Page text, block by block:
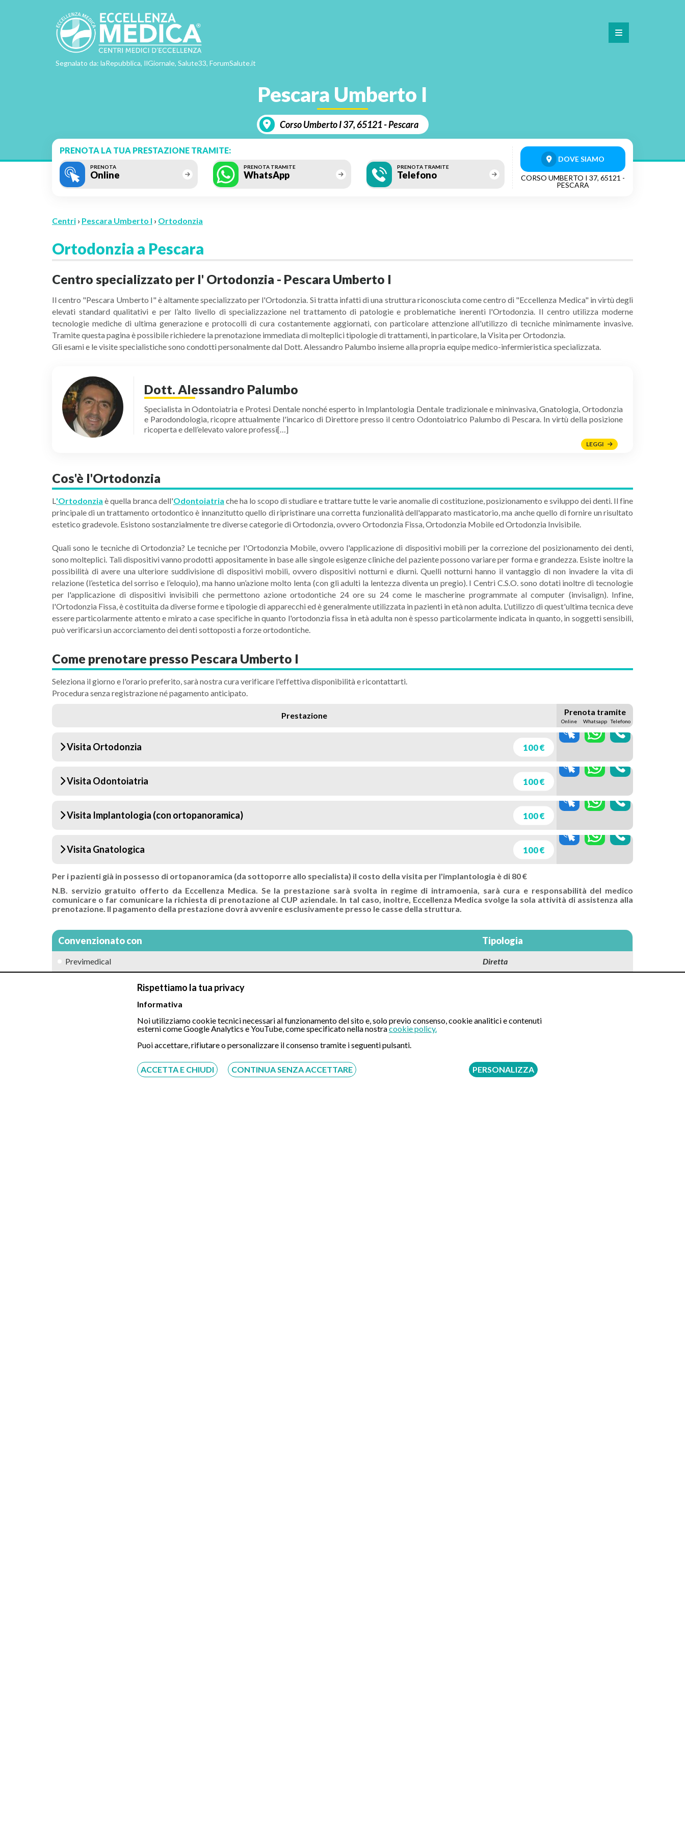
Rispettiamo la tua privacy
Informativa
Noi utilizziamo cookie tecnici necessari al funzionamento del sito e, solo previo consenso, cookie analitici e contenuti
esterni come Google Analytics e YouTube, come specificato nella nostracookie policy.
Puoi accettare, rifiutare o personalizzare il consenso tramite i seguenti pulsanti.
ACCETTA E CHIUDI CONTINUA SENZA ACCETTARE PERSONALIZZA
Segnalato da: laRepubblica, IlGiornale, Salute33, ForumSalute.it
Pescara Umberto I
Corso Umberto I 37, 65121 - Pescara
PRENOTA LA TUA PRESTAZIONE TRAMITE:
PRENOTA
Online
PRENOTA TRAMITE
WhatsApp
PRENOTA TRAMITE
Telefono
DOVE SIAMO
CORSO UMBERTO I 37, 65121 -
PESCARA
Centri › Pescara Umberto I › Ortodonzia
Ortodonzia a Pescara
Centro specializzato per l' Ortodonzia - Pescara Umberto I
Il centro "Pescara Umberto I" è altamente specializzato per l'Ortodonzia. Si tratta infatti di una struttura riconosciuta come centro di "Eccellenza Medica" in virtù degli
elevati standard qualitativi e per l’alto livello di specializzazione nel trattamento di patologie e problematiche inerenti l'Ortodonzia. Il centro utilizza moderne
tecnologie mediche di ultima generazione e protocolli di cura costantemente aggiornati, con particolare attenzione all'utilizzo di tecniche minimamente invasive.
Tramite questa pagina è possibile richiedere la prenotazione immediata di molteplici tipologie di trattamenti, in particolare, la Visita per Ortodonzia.
Gli esami e le visite specialistiche sono condotti personalmente dal Dott. Alessandro Palumbo insieme alla propria equipe medico-infermieristica specializzata.
Dott. Alessandro Palumbo
Specialista in Odontoiatria e Protesi Dentale nonché esperto in Implantologia Dentale tradizionale e mininvasiva, Gnatologia, Ortodonzia
e Parodondologia, ricopre attualmente l'incarico di Direttore presso il centro Odontoiatrico Palumbo di Pescara. In virtù della posizione
ricoperta e dell’elevato valore professi[…]
LEGGI
Cos'è l'Ortodonzia
L'Ortodonzia è quella branca dell'Odontoiatria che ha lo scopo di studiare e trattare tutte le varie anomalie di costituzione, posizionamento e sviluppo dei denti. Il fine
principale di un trattamento ortodontico è innanzitutto quello di ripristinare una corretta funzionalità dell'apparato masticatorio, ma anche quello di fornire un risultato
estetico gradevole. Esistono sostanzialmente tre diverse categorie di Ortodonzia, ovvero Ortodonzia Fissa, Ortodonzia Mobile ed Ortodonzia Invisibile.
Quali sono le tecniche di Ortodonzia? Le tecniche per l'Ortodonzia Mobile, ovvero l'applicazione di dispositivi mobili per la correzione del posizionamento dei denti,
sono molteplici. Tali dispositivi vanno prodotti appositamente in base alle singole esigenze cliniche del paziente possono variare per forma e grandezza. Esiste inoltre la
possibilità di avere una ulteriore suddivisione di dispositivi mobili, ovvero dispositivi notturni e diurni. Quelli notturni hanno il vantaggio di non invadere la vita di
relazione (l’estetica del sorriso e l’eloquio), ma hanno un’azione molto lenta (con gli adulti la lentezza diventa un pregio). I Centri C.S.O. sono dotati inoltre di tecnologie
per l'applicazione di dispositivi invisibili che permettono azione ortodontiche 24 ore su 24 come le mascherine programmate al computer (invisalign). Infine,
l'Ortodonzia Fissa, è costituita da diverse forme e tipologie di apparecchi ed è generalmente utilizzata in pazienti in età non adulta. L'utilizzo di quest'ultima tecnica deve
essere particolarmente attento e mirato a case specifiche in quanto l'ortodonzia fissa in età adulta non è spesso particolarmente indicata in quanto, in soggetti sensibili,
può verificarsi un accorciamento dei denti sottoposti a forze ortodontiche.
Come prenotare presso Pescara Umberto I
Seleziona il giorno e l'orario preferito, sarà nostra cura verificare l'effettiva disponibilità e ricontattarti.
Procedura senza registrazione né pagamento anticipato.
Prestazione Prenota tramite
Online Telefono
Whatsapp
Visita Ortodonzia 100 €
Visita Odontoiatria 100 €
Visita Implantologia (con ortopanoramica) 100 €
Visita Gnatologica 100 €
Per i pazienti già in possesso di ortopanoramica (da sottoporre allo specialista) il costo della visita per l'implantologia è di 80 €
N.B. servizio gratuito offerto da Eccellenza Medica. Se la prestazione sarà svolta in regime di intramoenia, sarà cura e responsabilità del medico
comunicare o far comunicare la richiesta di prenotazione al CUP aziendale. In tal caso, inoltre, Eccellenza Medica svolge la sola attività di assistenza alla
prenotazione. Il pagamento della prestazione dovrà avvenire esclusivamente presso le casse della struttura.
Convenzionato con Tipologia
Previmedical Diretta
Diretta
Tutte le assicurazioni, fondi e casse* Indiretta